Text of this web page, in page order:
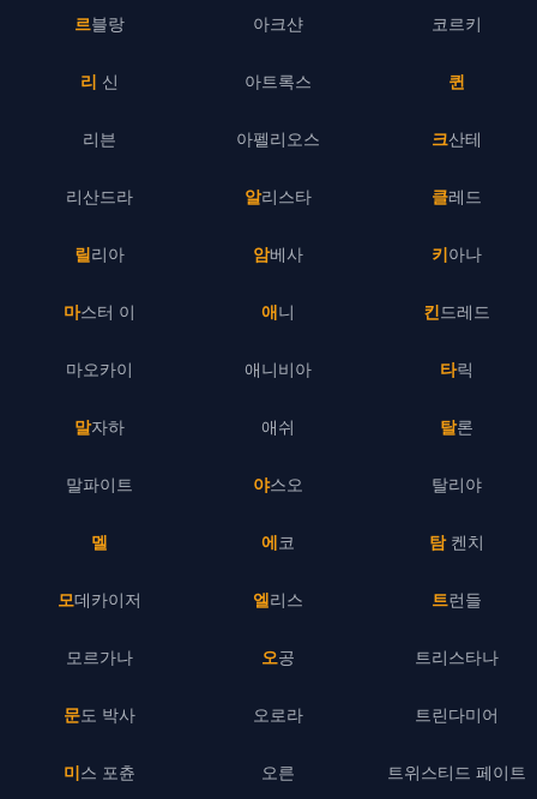
르블랑
리 신
리븐
리산드라
릴리아
마스터 이
마오카이
말자하
말파이트
멜
모데카이저
모르가나
문도 박사
미스 포츈
아크샨
아트록스
아펠리오스
알리스타
암베사
애니
애니비아
애쉬
야스오
에코
엘리스
오공
오로라
오른
코르키
퀸
크산테
클레드
키아나
킨드레드
타릭
탈론
탈리야
탐 켄치
트런들
트리스타나
트린다미어
트위스티드 페이트